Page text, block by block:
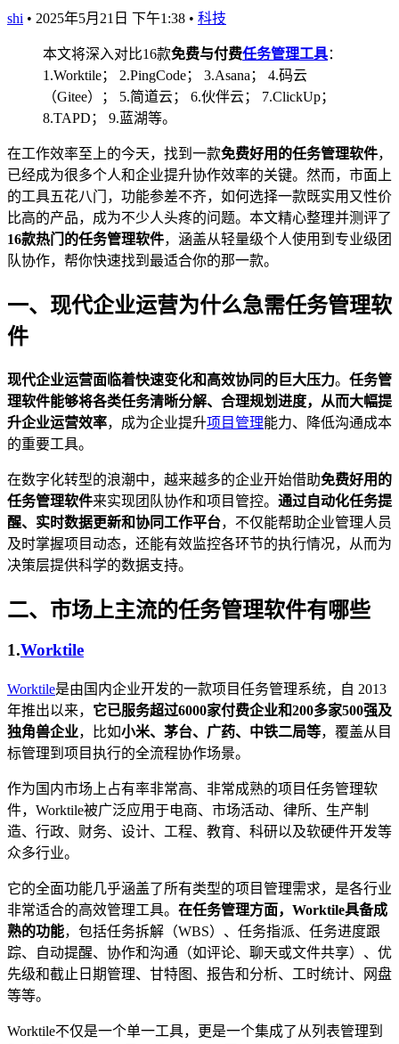
shi • 2025年5月21日 下午1:38 • 科技
本文将深入对比16款免费与付费任务管理工具：
1.Worktile； 2.PingCode； 3.Asana； 4.码云
（Gitee）； 5.简道云； 6.伙伴云； 7.ClickUp；
8.TAPD； 9.蓝湖等。
在工作效率至上的今天，找到一款免费好用的任务管理软件，
已经成为很多个人和企业提升协作效率的关键。然而，市面上
的工具五花八门，功能参差不齐，如何选择一款既实用又性价
比高的产品，成为不少人头疼的问题。本文精心整理并测评了
16款热门的任务管理软件，涵盖从轻量级个人使用到专业级团
队协作，帮你快速找到最适合你的那一款。
一、现代企业运营为什么急需任务管理软
件
现代企业运营面临着快速变化和高效协同的巨大压力。 任务管
理软件能够将各类任务清晰分解、合理规划进度，从而大幅提
升企业运营效率，成为企业提升项目管理能力、降低沟通成本
的重要工具。
在数字化转型的浪潮中，越来越多的企业开始借助免费好用的
任务管理软件来实现团队协作和项目管控。 通过自动化任务提
醒、实时数据更新和协同工作平台，不仅能帮助企业管理人员
及时掌握项目动态，还能有效监控各环节的执行情况，从而为
决策层提供科学的数据支持。
二、市场上主流的任务管理软件有哪些
1.Worktile
Worktile是由国内企业开发的一款项目任务管理系统，自 2013
年推出以来， 它已服务超过6000家付费企业和200多家500强及
独角兽企业，比如小米、茅台、广药、中铁二局等，覆盖从目
标管理到项目执行的全流程协作场景。
作为国内市场上占有率非常高、非常成熟的项目任务管理软
件，Worktile被广泛应用于电商、市场活动、律所、生产制
造、行政、财务、设计、工程、教育、科研以及软硬件开发等
众多行业。
它的全面功能几乎涵盖了所有类型的项目管理需求，是各行业
非常适合的高效管理工具。 在任务管理方面，Worktile具备成
熟的功能，包括任务拆解（WBS）、任务指派、任务进度跟
踪、自动提醒、协作和沟通（如评论、聊天或文件共享）、优
先级和截止日期管理、甘特图、报告和分析、工时统计、网盘
等等。
Worktile不仅是一个单一工具，更是一个集成了从列表管理到